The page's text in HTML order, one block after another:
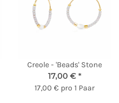
Creole - 'Beads' Stone
17,00 € *
17,00 € pro 1 Paar